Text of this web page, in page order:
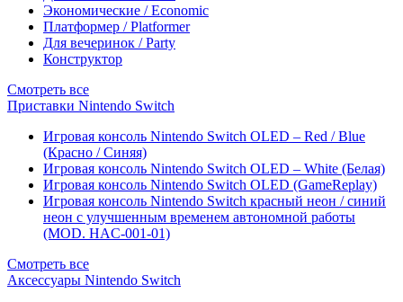
Экономические / Economic
Платформер / Platformer
Для вечеринок / Party
Конструктор
Смотреть все
Приставки Nintendo Switch
Игровая консоль Nintendo Switch OLED – Red / Blue
(Красно / Синяя)
Игровая консоль Nintendo Switch OLED – White (Белая)
Игровая консоль Nintendo Switch OLED (GameReplay)
Игровая консоль Nintendo Switch красный неон / синий
неон с улучшенным временем автономной работы
(MOD. HAC-001-01)
Смотреть все
Аксессуары Nintendo Switch